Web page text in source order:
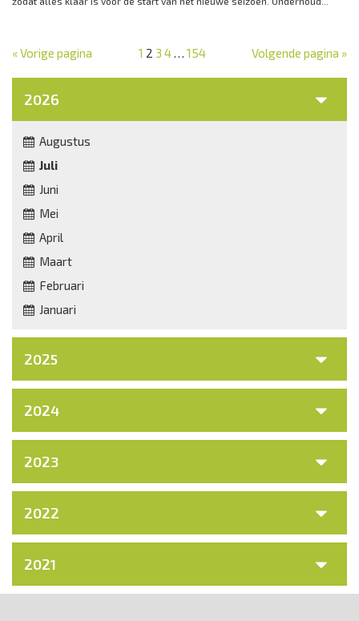
« Vorige pagina 1 2 3 4… 154 Volgende pagina »
2026
Augustus
Juli
Juni
Mei
April
Maart
Februari
Januari
2025
2024
2023
2022
2021